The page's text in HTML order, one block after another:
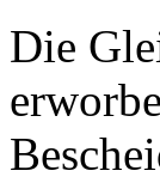
Die